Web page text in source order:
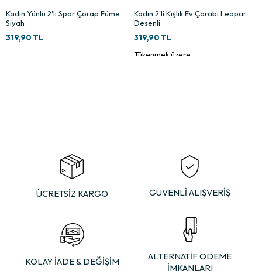
Kadın 2'li Kışlık Ev Çorabı Leopar
Desenli
319,90 TL
Kadın Bambu Fitilli 2'li Çorap Beyaz
Pembe
249,90 TL
ÜCRETSİZ KARGO GÜVENLİ ALIŞVERİŞ
KOLAY İADE & DEĞİŞİM
ALTERNATİF ÖDEME
İMKANLARI